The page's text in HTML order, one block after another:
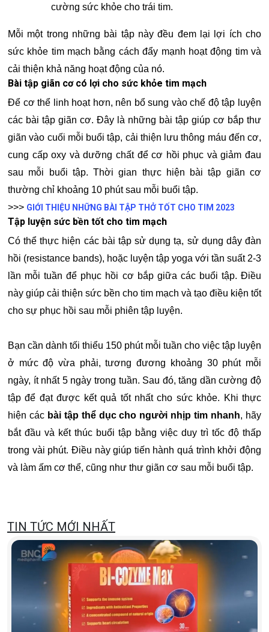
cường sức khỏe cho trái tim.
Mỗi một trong những bài tập này đều đem lại lợi ích cho
sức khỏe tim mạch bằng cách đẩy mạnh hoạt động tim và
cải thiện khả năng hoạt động của nó.
Bài tập giãn cơ có lợi cho sức khỏe tim mạch
Để cơ thể linh hoạt hơn, nên bổ sung vào chế độ tập luyện
các bài tập giãn cơ. Đây là những bài tập giúp cơ bắp thư
giãn vào cuối mỗi buổi tập, cải thiện lưu thông máu đến cơ,
cung cấp oxy và dưỡng chất để cơ hồi phục và giảm đau
sau mỗi buổi tập. Thời gian thực hiện bài tập giãn cơ
thường chỉ khoảng 10 phút sau mỗi buổi tập.
>>> GIỚI THIỆU NHỮNG BÀI TẬP THỞ TỐT CHO TIM 2023
Tập luyện sức bền tốt cho tim mạch
Có thể thực hiện các bài tập sử dụng tạ, sử dụng dây đàn
hồi (resistance bands), hoặc luyện tập yoga với tần suất 2-3
lần mỗi tuần để phục hồi cơ bắp giữa các buổi tập. Điều
này giúp cải thiện sức bền cho tim mạch và tạo điều kiện tốt
cho sự phục hồi sau mỗi phiên tập luyện.
Bạn cần dành tối thiểu 150 phút mỗi tuần cho việc tập luyện
ở mức độ vừa phải, tương đương khoảng 30 phút mỗi
ngày, ít nhất 5 ngày trong tuần. Sau đó, tăng dần cường độ
tập để đạt được kết quả tốt nhất cho sức khỏe. Khi thực
hiện cácbài tập thể dục cho người nhịp tim nhanh, hãy
bắt đầu và kết thúc buổi tập bằng việc duy trì tốc độ thấp
trong vài phút. Điều này giúp tiến hành quá trình khởi động
và làm ấm cơ thể, cũng như thư giãn cơ sau mỗi buổi tập.
TIN TỨC MỚI NHẤT